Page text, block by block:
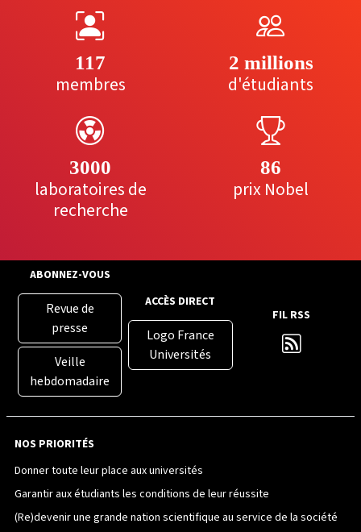
117
membres
2 millions
d'étudiants
3000
laboratoires de
recherche
86
prix Nobel
ABONNEZ-VOUS
Revue de
presse
Veille
hebdomadaire
ACCÈS DIRECT
Logo France
Universités
FIL RSS
NOS PRIORITÉS
Donner toute leur place aux universités
Garantir aux étudiants les conditions de leur réussite
(Re)devenir une grande nation scientifique au service de la société